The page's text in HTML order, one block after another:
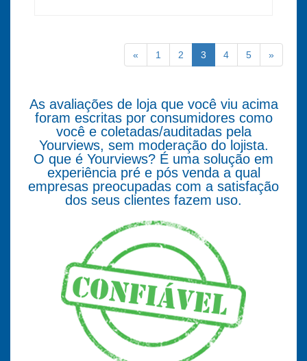
« 1 2 3 4 5 »
As avaliações de loja que você viu acima
foram escritas por consumidores como
você e coletadas/auditadas pela
Yourviews, sem moderação do lojista.
O que é Yourviews? É uma solução em
experiência pré e pós venda a qual
empresas preocupadas com a satisfação
dos seus clientes fazem uso.